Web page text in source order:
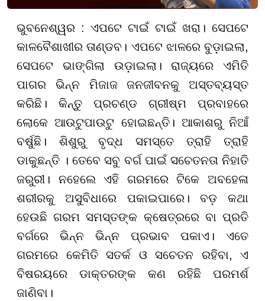
ଭୁବନେଶ୍ୱର : ଏପଟେ ଟାଇଁ ଟାଇଁ ଖରା। ସେପଟେ
କାଳବୈଶାଖୀର ତାଣ୍ଡବ। ଏପଟେ ଝାଳରେ ବୁଡ଼ାଇଲା,
ସେପଟେ ଭାଙ୍ଗିଲା ଉଡ଼ାଇଲା। ରାଜ୍ୟରେ ଏମିତି
ପାଗର ଭିନ୍ନ ମିଜାଜ ଜନଜୀବନକୁ ଅସ୍ତବ୍ୟସ୍ତ
କରିଛି। କିନ୍ତୁ ପ୍ରଚଣ୍ଡ ଗ୍ରୀଷ୍ମ ପ୍ରବାହରେ
ଲୋକେ ଆଉଟୁପାଉଟୁ ହୋଇଛନ୍ତି। ଆକାଶରୁ ନିଆଁ
ବର୍ଷୁଛି। ଶିଶୁରୁ ବୃଦ୍ଧ ସମସ୍ତେ ତ୍ରାହି ତ୍ରାହି
ଡାକୁଛନ୍ତି । ତେବେ ସବୁ ବର୍ଗ ପାଇଁ ସଚେତନତା ନିହାତି
ଜରୁରୀ। ନହେଲେ ଏହି ଗରମରେ ଟିକେ ଅବହେଳା
ଶରୀରକୁ ଅସୁବିଧାରେ ପକାଇପାରେ। ବଡ଼ କଥା
ହେଉଛି ଗରମ ସମସ୍ତଙ୍କ କ୍ଷେତ୍ରରେ ବା ପ୍ରତି
ବର୍ଗରେ ଭିନ୍ନ ଭିନ୍ନ ପ୍ରଭାବ ପକାଏ। ଏତେ
ଗରମରେ କେମିତି ସତର୍କ ଓ ସଚେତନ ରହିବା, ଏ
ବିଷରୟରେ ଡାକ୍ତରଙ୍କ କଣ ରହିଛି ପରମର୍ଶ
ଜାଣିବା।